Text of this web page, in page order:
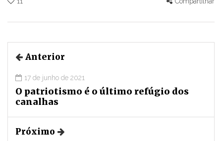
Anterior
17 de junho de 2021
O patriotismo é o último refúgio dos
canalhas
Próximo